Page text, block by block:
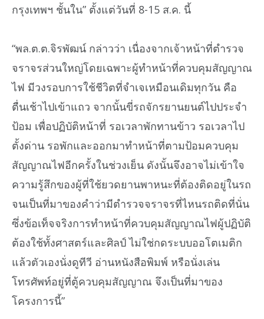
กรุงเทพฯ ชั้นใน” ตั้งแต่วันที่ 8-15 ส.ค. นี้
“พล.ต.ต.จิรพัฒน์ กล่าวว่า เนื่องจากเจ้าหน้าที่ตำรวจ
จราจรส่วนใหญ่โดยเฉพาะผู้ทำหน้าที่ควบคุมสัญญาณ
ไฟ มีวงรอบการใช้ชีวิตที่จำเจเหมือนเดิมทุกวัน คือ
ตื่นเช้าไปเข้าแถว จากนั้นขี่รถจักรยานยนต์ไปประจำ
ป้อม เพื่อปฏิบัติหน้าที่ รอเวลาพักทานข้าว รอเวลาไป
ตั้งด่าน รอพักและออกมาทำหน้าที่ตามป้อมควบคุม
สัญญาณไฟอีกครั้งในช่วงเย็น ดังนั้นจึงอาจไม่เข้าใจ
ความรู้สึกของผู้ที่ใช้ยวดยานพาหนะที่ต้องติดอยู่ในรถ
จนเป็นที่มาของคำว่ามีตำรวจจราจรที่ไหนรถติดที่นั่น
ซึ่งข้อเท็จจริงการทำหน้าที่ควบคุมสัญญาณไฟผู้ปฏิบัติ
ต้องใช้ทั้งศาสตร์และศิลป์ ไม่ใช่กดระบบออโตเมติก
แล้วตัวเองนั่งดูทีวี อ่านหนังสือพิมพ์ หรือนั่งเล่น
โทรศัพท์อยู่ที่ตู้ควบคุมสัญญาณ จึงเป็นที่มาของ
โครงการนี้”